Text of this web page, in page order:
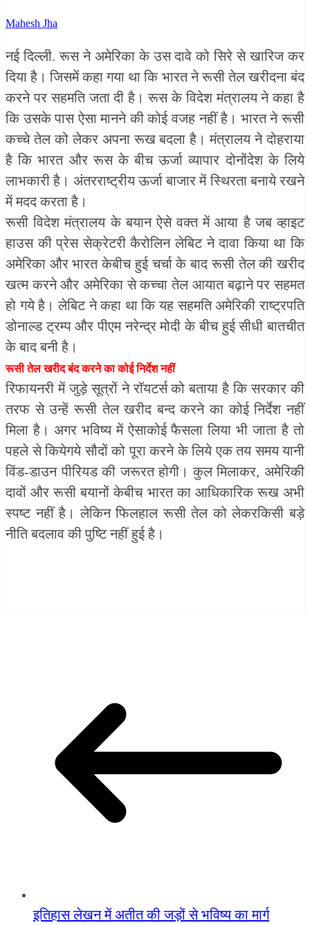
Mahesh Jha
नई दिल्ली. रूस ने अमेरिका के उस दावे को सिरे से खारिज कर
दिया है। जिसमें कहा गया था कि भारत ने रूसी तेल खरीदना बंद
करने पर सहमति जता दी है। रूस के विदेश मंत्रालय ने कहा है
कि उसके पास ऐसा मानने की कोई वजह नहीं है। भारत ने रूसी
कच्चे तेल को लेकर अपना रूख बदला है। मंत्रालय ने दोहराया
है कि भारत और रूस के बीच ऊर्जा व्यापार दोनोंदेश के लिये
लाभकारी है। अंतरराष्ट्रीय ऊर्जा बाजार में स्थिरता बनाये रखने
में मदद करता है।
रूसी विदेश मंत्रालय के बयान ऐसे वक्त में आया है जब व्हाइट
हाउस की प्रेस सेक्रेटरी कैरोलिन लेबिट ने दावा किया था कि
अमेरिका और भारत केबीच हुई चर्चा के बाद रूसी तेल की खरीद
खत्म करने और अमेरिका से कच्चा तेल आयात बढ़ाने पर सहमत
हो गये है। लेबिट ने कहा था कि यह सहमति अमेरिकी राष्ट्रपति
डोनाल्ड ट्रम्प और पीएम नरेन्द्र मोदी के बीच हुई सीधी बातचीत
के बाद बनी है।
रूसी तेल खरीद बंद करने का कोई निर्देश नहीं
रिफायनरी में जुड़े सूत्रों ने रॉयटर्स को बताया है कि सरकार की
तरफ से उन्हें रूसी तेल खरीद बन्द करने का कोई निर्देश नहीं
मिला है। अगर भविष्य में ऐसाकोई फैसला लिया भी जाता है तो
पहले से कियेगये सौदों को पूरा करने के लिये एक तय समय यानी
विंड-डाउन पीरियड की जरूरत होगी। कुल मिलाकर, अमेरिकी
दावों और रूसी बयानों केबीच भारत का आधिकारिक रूख अभी
स्पष्ट नहीं है। लेकिन फिलहाल रूसी तेल को लेकरकिसी बड़े
नीति बदलाव की पुष्टि नहीं हुई है।
इतिहास लेखन में अतीत की जड़ों से भविष्य का मार्ग